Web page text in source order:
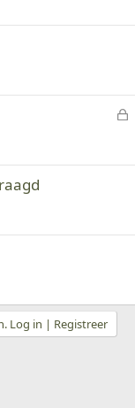
l
n
i
l
Log in | Registreer